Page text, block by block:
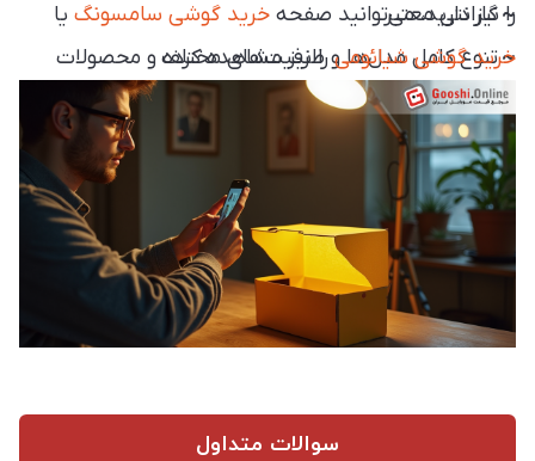
~گارانتی معتبر
~تنوع کامل مدل‌ها و ظرفیت‌های مختلف
~ارسال سریع به سراسر کشور
~پشتیبانی قبل و بعد از خرید
را نیز دارید، می‌توانید صفحه خرید گوشی سامسونگ یا
خرید گوشی شیائومیرا نیز مشاهده کرده و محصولات
برندهای مختلف را از نظر قیمت، امکانات و مشخصات با
یکدیگر مقایسه کنید.
سوالات متداول